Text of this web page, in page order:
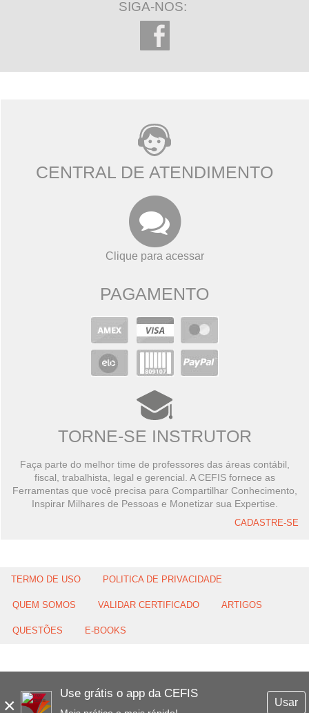
×
Use grátis o app da CEFIS
Usar
SIGA-NOS:
CENTRAL DE ATENDIMENTO
Clique para acessar
PAGAMENTO
TORNE-SE INSTRUTOR
Faça parte do melhor time de professores das áreas contábil,
fiscal, trabalhista, legal e gerencial. A CEFIS fornece as
Ferramentas que você precisa para Compartilhar Conhecimento,
Inspirar Milhares de Pessoas e Monetizar sua Expertise.
CADASTRE-SE
TERMO DE USO POLITICA DE PRIVACIDADE
QUEM SOMOS VALIDAR CERTIFICADO ARTIGOS
QUESTÕES E-BOOKS